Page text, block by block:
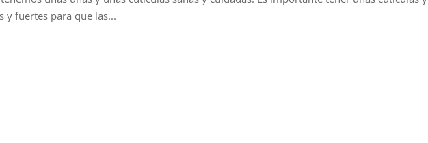
y fuertes para que las...